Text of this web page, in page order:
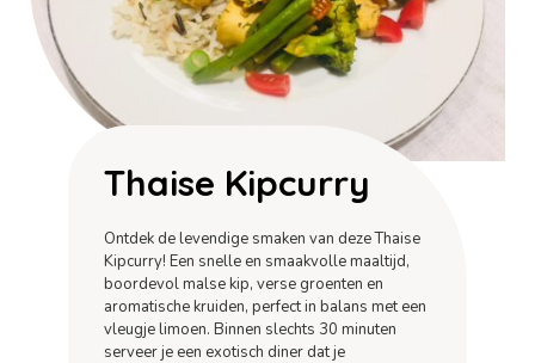
Thaise Kipcurry
Ontdek de levendige smaken van deze Thaise
Kipcurry! Een snelle en smaakvolle maaltijd,
boordevol malse kip, verse groenten en
aromatische kruiden, perfect in balans met een
vleugje limoen. Binnen slechts 30 minuten
serveer je een exotisch diner dat je